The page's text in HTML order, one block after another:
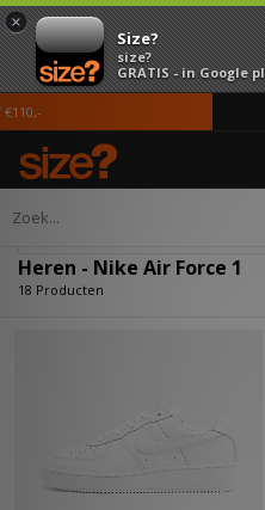
×
Size?
size?
GRATIS - in Google
Home Heren
Heren - Nike Air Force 1
18 Producten